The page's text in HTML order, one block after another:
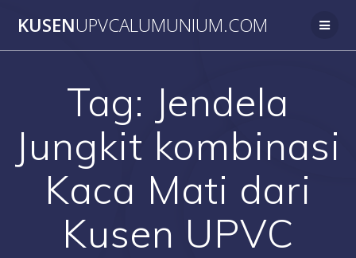
to
KUSENUPVCALUMUNIUM.COM
Tag: Jendela
Jungkit kombinasi
Kaca Mati dari
Kusen UPVC